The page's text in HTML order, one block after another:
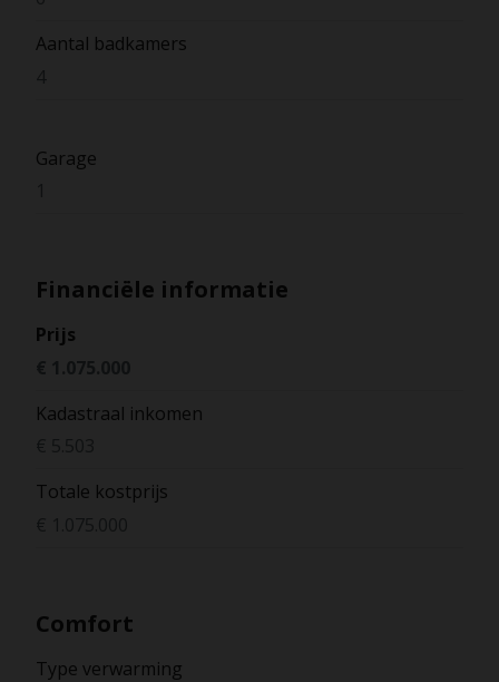
Aantal badkamers
Garage
Financiële informatie
Prijs
Kadastraal inkomen
Totale kostprijs
Comfort
Type verwarming